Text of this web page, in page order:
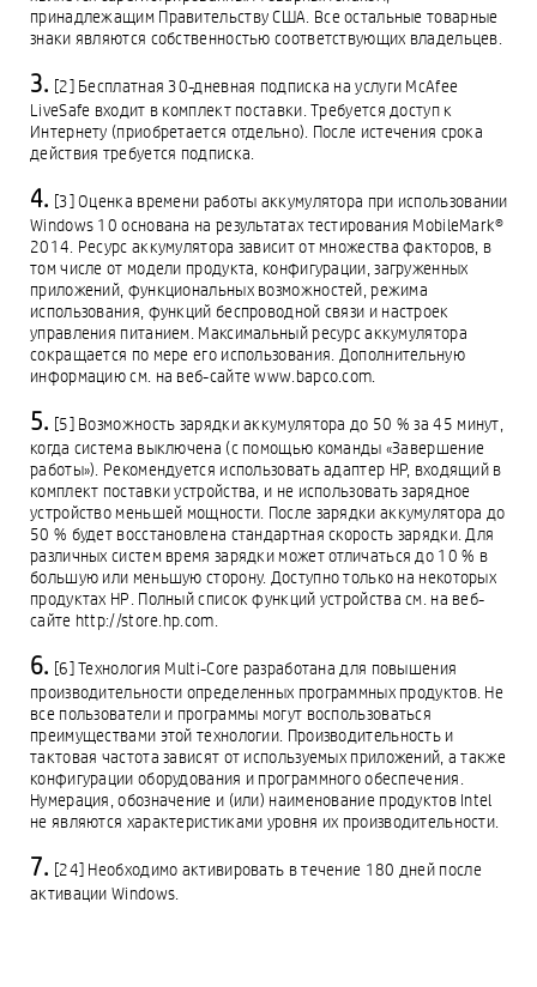
принадлежащим Правительству США. Все остальные товарные
знаки являются собственностью соответствующих владельцев.
[2] Бесплатная 30-дневная подписка на услуги McAfee
LiveSafe входит в комплект поставки. Требуется доступ к
Интернету (приобретается отдельно). После истечения срока
действия требуется подписка.
[3] Оценка времени работы аккумулятора при использовании
Windows 10 основана на результатах тестирования MobileMark®
2014. Ресурс аккумулятора зависит от множества факторов, в
том числе от модели продукта, конфигурации, загруженных
приложений, функциональных возможностей, режима
использования, функций беспроводной связи и настроек
управления питанием. Максимальный ресурс аккумулятора
сокращается по мере его использования. Дополнительную
информацию см. на веб-сайте www.bapco.com.
[5] Возможность зарядки аккумулятора до 50 % за 45 минут,
когда система выключена (с помощью команды «Завершение
работы»). Рекомендуется использовать адаптер HP, входящий в
комплект поставки устройства, и не использовать зарядное
устройство меньшей мощности. После зарядки аккумулятора до
50 % будет восстановлена стандартная скорость зарядки. Для
различных систем время зарядки может отличаться до 10 % в
большую или меньшую сторону. Доступно только на некоторых
продуктах HP. Полный список функций устройства см. на веб-
сайте http://store.hp.com.
[6] Технология Multi-Core разработана для повышения
производительности определенных программных продуктов. Не
все пользователи и программы могут воспользоваться
преимуществами этой технологии. Производительность и
тактовая частота зависят от используемых приложений, а также
конфигурации оборудования и программного обеспечения.
Нумерация, обозначение и (или) наименование продуктов Intel
не являются характеристиками уровня их производительности.
[24] Необходимо активировать в течение 180 дней после
активации Windows.